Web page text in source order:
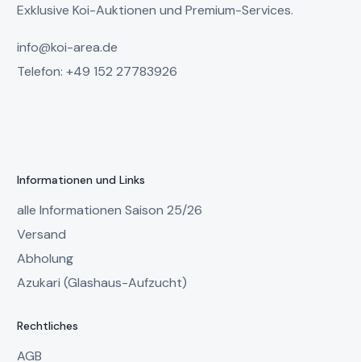
Exklusive Koi-Auktionen und Premium-Services.
info@koi-area.de
Telefon: +49 152 27783926
Informationen und Links
alle Informationen Saison 25/26
Versand
Abholung
Azukari (Glashaus-Aufzucht)
Rechtliches
AGB